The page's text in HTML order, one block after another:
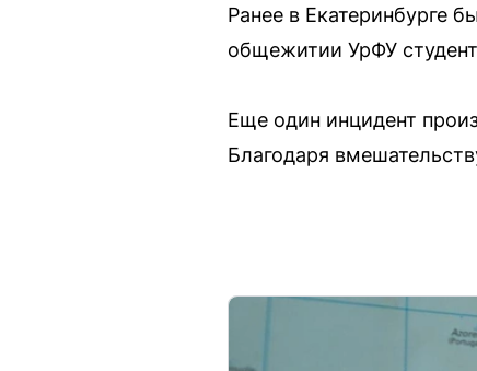
Ранее в Екатеринбурге
общежитии УрФУ
Еще один инцидент
Благодаря